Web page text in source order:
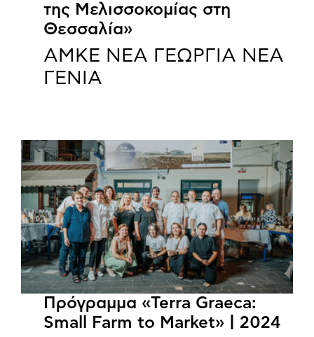
της Μελισσοκομίας στη
Θεσσαλία»
ΑΜΚΕ ΝΕΑ ΓΕΩΡΓΙΑ ΝΕΑ
ΓΕΝΙΑ
Πρόγραμμα «Terra Graeca:
Small Farm to Market» | 2024